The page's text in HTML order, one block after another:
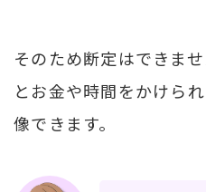
そのため断定はできま
とお金や時間をかけら
像できます。